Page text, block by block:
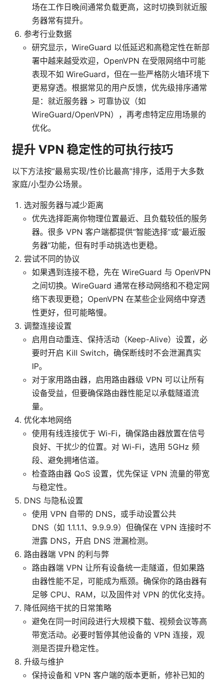
场在工作日晚间通常负载更高，这时切换到就近服
务器常有提升。
参考行业数据
研究显示，WireGuard 以低延迟和高稳定性在新部
署中越来越受欢迎，OpenVPN 在受限网络中可能
表现不如 WireGuard，但在一些严格防火墙环境下
更易穿透。根据常见的用户反馈，优先级排序通常
是：就近服务器 > 可靠协议（如
WireGuard/OpenVPN），再考虑特定应用场景的
优化。
提升 VPN 稳定性的可执行技巧
以下方法按“最易实现/性价比最高”排序，适用于大多数
家庭/小型办公场景。
选对服务器与减少距离
优先选择距离你物理位置最近、且负载较低的服务
器。很多 VPN 客户端都提供“智能选择”或“最近服
务器”功能，但有时手动挑选也更稳。
尝试不同的协议
如果遇到连接不稳，先在 WireGuard 与 OpenVPN
之间切换。WireGuard 通常在移动网络和不稳定网
络下表现更稳；OpenVPN 在某些企业网络中穿透
性更好，但可能略慢。
调整连接设置
启用自动重连、保持活动（Keep-Alive）设置，必
要时开启 Kill Switch，确保断线时不会泄漏真实
IP。
对于家用路由器，启用路由器级 VPN 可以让所有
设备受益，但要确保路由器性能足以承载隧道流
量。
优化本地网络
使用有线连接优于 Wi-Fi，确保路由器放置在信号
良好、干扰少的位置。对 Wi-Fi，选用 5GHz 频
段、避免拥堵信道。
检查路由器 QoS 设置，优先保证 VPN 流量的带宽
与稳定性。
DNS 与隐私设置
使用 VPN 自带的 DNS，或手动设置公共
DNS（如 1.1.1.1、9.9.9.9）但确保在 VPN 连接时不
泄露 DNS，开启 DNS 泄漏检测。
路由器端 VPN 的利与弊
路由器端 VPN 让所有设备统一走隧道，但如果路
由器性能不足，可能成为瓶颈。确保你的路由器有
足够 CPU、RAM，以及固件对 VPN 的优化支持。
降低网络干扰的日常策略
避免在同一时间段进行大规模下载、视频会议等高
带宽活动。必要时暂停其他设备的 VPN 连接，观
测是否提升稳定性。
升级与维护
保持设备和 VPN 客户端的版本更新，修补已知的